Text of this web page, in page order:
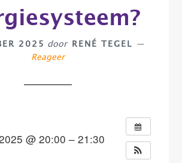
2025 door
RENÉ TEGEL
Reageer
@ 20:00 – 21:30